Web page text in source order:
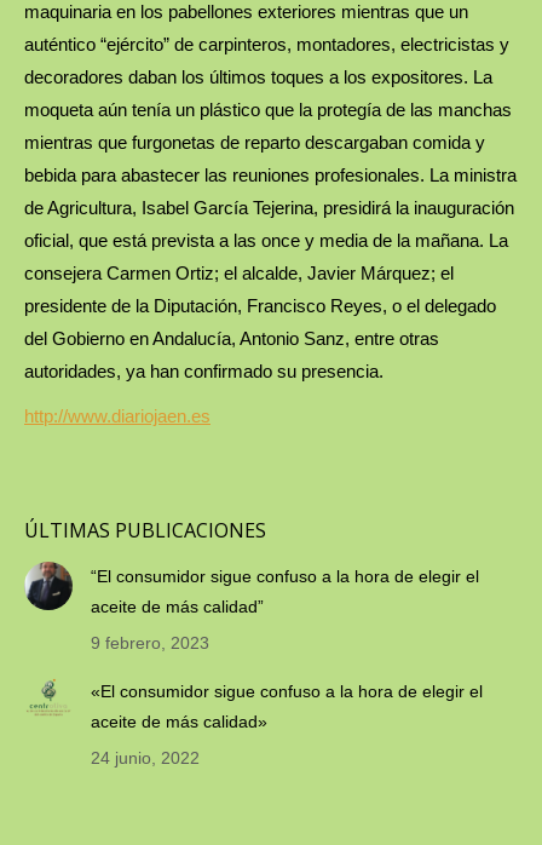
maquinaria en los pabellones exteriores mientras que un
auténtico “ejército” de carpinteros, montadores, electricistas y
decoradores daban los últimos toques a los expositores. La
moqueta aún tenía un plástico que la protegía de las manchas
mientras que furgonetas de reparto descargaban comida y
bebida para abastecer las reuniones profesionales. La ministra
de Agricultura, Isabel García Tejerina, presidirá la inauguración
oficial, que está prevista a las once y media de la mañana. La
consejera Carmen Ortiz; el alcalde, Javier Márquez; el
presidente de la Diputación, Francisco Reyes, o el delegado
del Gobierno en Andalucía, Antonio Sanz, entre otras
autoridades, ya han confirmado su presencia.
http://www.diariojaen.es
ÚLTIMAS PUBLICACIONES
“El consumidor sigue confuso a la hora de elegir el
aceite de más calidad”
9 febrero, 2023
«El consumidor sigue confuso a la hora de elegir el
aceite de más calidad»
24 junio, 2022